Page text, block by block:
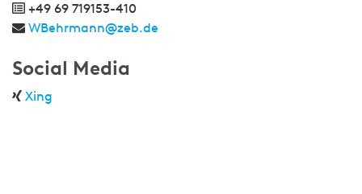
+49 69 719153-410
WBehrmann@zeb.de
Social Media
Xing